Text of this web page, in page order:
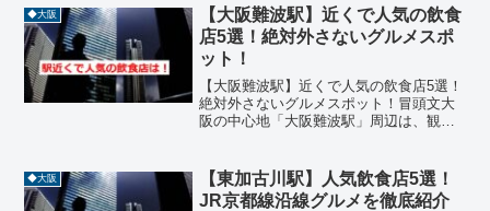
徒歩圏内には、イタリアン、フレンチ、
カフェ、ケーキ店、割烹...
◆大阪
【大阪難波駅】近くで人気の飲食
店5選！絶対外さないグルメスポ
ット！
【大阪難波駅】近くで人気の飲食店5選！
絶対外さないグルメスポット！冒頭文大
阪の中心地「大阪難波駅」周辺は、観
富に揃っています。道頓堀やなんばグラ
ンド花月などの名所に近く...
◆大阪
【東加古川駅】人気飲食店5選！
JR京都線沿線グルメを徹底紹介